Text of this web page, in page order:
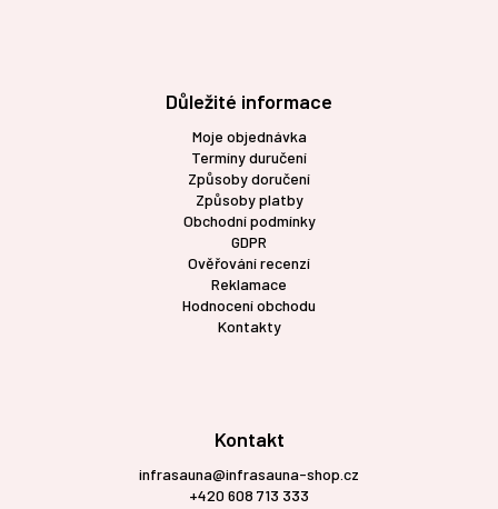
Důležité informace
Moje objednávka
Termíny duručení
Způsoby doručení
Způsoby platby
Obchodní podmínky
GDPR
Ověřování recenzí
Reklamace
Hodnocení obchodu
Kontakty
Kontakt
infrasauna@infrasauna-shop.cz
+420 608 713 333